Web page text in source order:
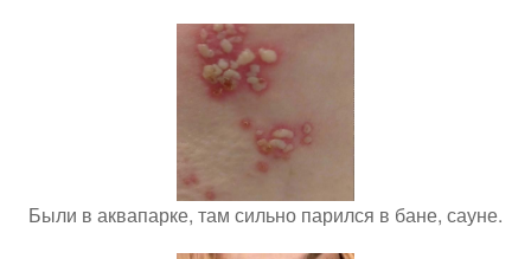
Были в аквапарке, там сильно парился в бане, сауне.